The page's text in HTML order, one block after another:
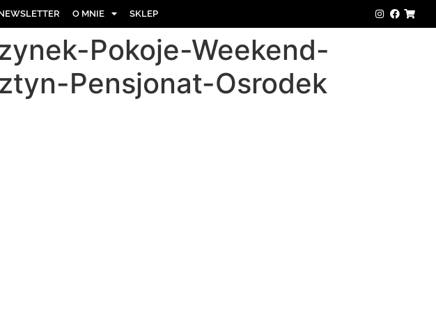
O MNIE SKLEP
Pokoje-Weekend-
Pensjonat-Osrodek